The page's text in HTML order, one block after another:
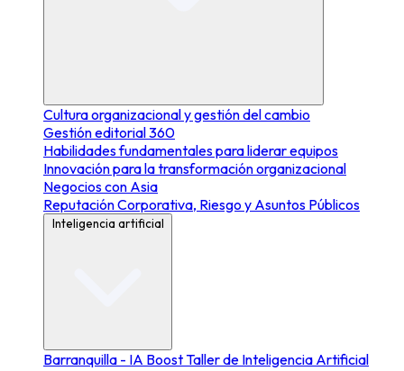
Cultura organizacional y gestión del cambio
Gestión editorial 360
Habilidades fundamentales para liderar equipos
Innovación para la transformación organizacional
Negocios con Asia
Reputación Corporativa, Riesgo y Asuntos Públicos
Inteligencia artificial
Barranquilla - IA Boost Taller de Inteligencia Artificial